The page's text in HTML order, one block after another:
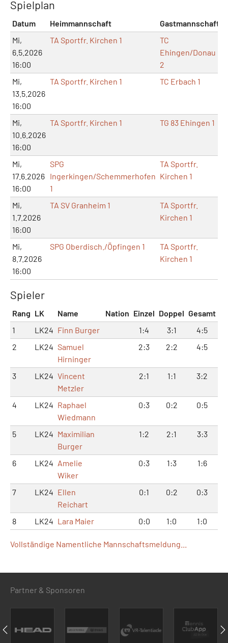
Spielplan
Datum Heimmannschaft Gastmannschaft
Mi,
6.5.2026
16:00
TA Sportfr. Kirchen 1
TC
Ehingen/Donau
2
Mi,
13.5.2026
16:00
TA Sportfr. Kirchen 1 TC Erbach 1
Mi,
10.6.2026
16:00
TA Sportfr. Kirchen 1 TG 83 Ehingen 1
Mi,
17.6.2026
16:00
SPG
Ingerkingen/Schemmerhofen
1
TA Sportfr.
Kirchen 1
Mi,
1.7.2026
16:00
TA SV Granheim 1
TA Sportfr.
Kirchen 1
Mi,
8.7.2026
16:00
SPG Oberdisch./Öpfingen 1
TA Sportfr.
Kirchen 1
Spieler
Rang LK Name Nation Einzel Doppel Gesamt
1
LK24 Finn Burger 1:4 3:1
4:5
2
LK24 Samuel
Hirninger
2:3 2:2 4:5
3 LK24 Vincent
Metzler
2:1 1:1 3:2
4 LK24 Raphael
Wiedmann
0:3 0:2 0:5
5 LK24 Maximilian
Burger
1:2 2:1 3:3
6 LK24 Amelie
Wiker
0:3 1:3 1:6
7 LK24 Ellen
Reichart
0:1 0:2 0:3
8 LK24 Lara Maier 0:0 1:0 1:0
Vollständige Namentliche Mannschaftsmeldung...
Partner & Sponsoren